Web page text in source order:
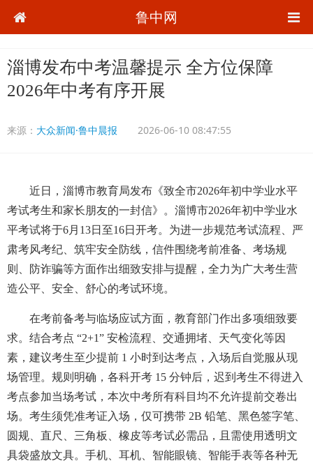
鲁中网
淄博发布中考温馨提示 全方位保障
2026年中考有序开展
来源： 大众新闻·鲁中晨报 2026-06-10 08:47:55
近日，淄博市教育局发布《致全市2026年初中学业水平
考试考生和家长朋友的一封信》。淄博市2026年初中学业水
平考试将于6月13日至16日开考。为进一步规范考试流程、严
肃考风考纪、筑牢安全防线，信件围绕考前准备、考场规
则、防诈骗等方面作出细致安排与提醒，全力为广大考生营
造公平、安全、舒心的考试环境。
在考前备考与临场应试方面，教育部门作出多项细致要
求。结合考点 “2+1” 安检流程、交通拥堵、天气变化等因
素，建议考生至少提前 1 小时到达考点，入场后自觉服从现
场管理。规则明确，各科开考 15 分钟后，迟到考生不得进入
考点参加当场考试，本次中考所有科目均不允许提前交卷出
场。考生须凭准考证入场，仅可携带 2B 铅笔、黑色签字笔、
圆规、直尺、三角板、橡皮等考试必需品，且需使用透明文
具袋盛放文具。手机、耳机、智能眼镜、智能手表等各种无